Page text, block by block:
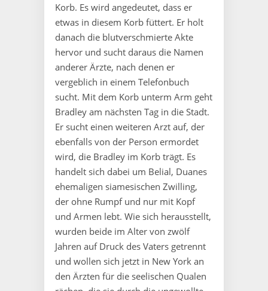
Korb. Es wird angedeutet, dass er
etwas in diesem Korb füttert. Er holt
danach die blutverschmierte Akte
hervor und sucht daraus die Namen
anderer Ärzte, nach denen er
vergeblich in einem Telefonbuch
sucht. Mit dem Korb unterm Arm geht
Bradley am nächsten Tag in die Stadt.
Er sucht einen weiteren Arzt auf, der
ebenfalls von der Person ermordet
wird, die Bradley im Korb trägt. Es
handelt sich dabei um Belial, Duanes
ehemaligen siamesischen Zwilling,
der ohne Rumpf und nur mit Kopf
und Armen lebt. Wie sich herausstellt,
wurden beide im Alter von zwölf
Jahren auf Druck des Vaters getrennt
und wollen sich jetzt in New York an
den Ärzten für die seelischen Qualen